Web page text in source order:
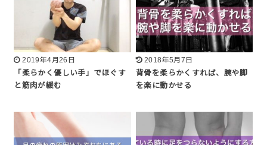
2019年4月26日
「柔らかく優しい手」でほぐす
と筋肉が緩む
2018年5月7日
背骨を柔らかくすれば、腕や脚
を楽に動かせる